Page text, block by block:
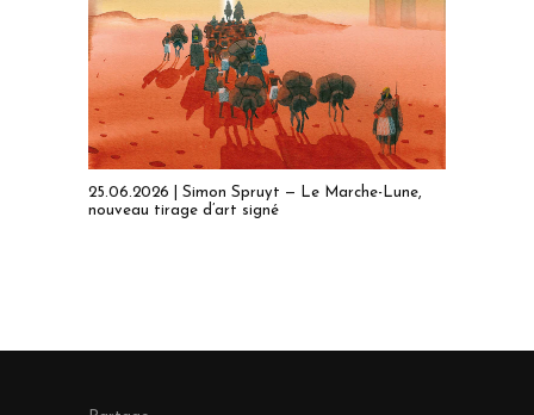
25.06.2026 | Simon Spruyt — Le Marche-Lune,
nouveau tirage d’art signé